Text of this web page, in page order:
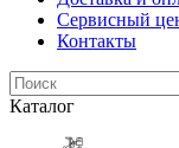
Сервисный
Контакты
Каталог